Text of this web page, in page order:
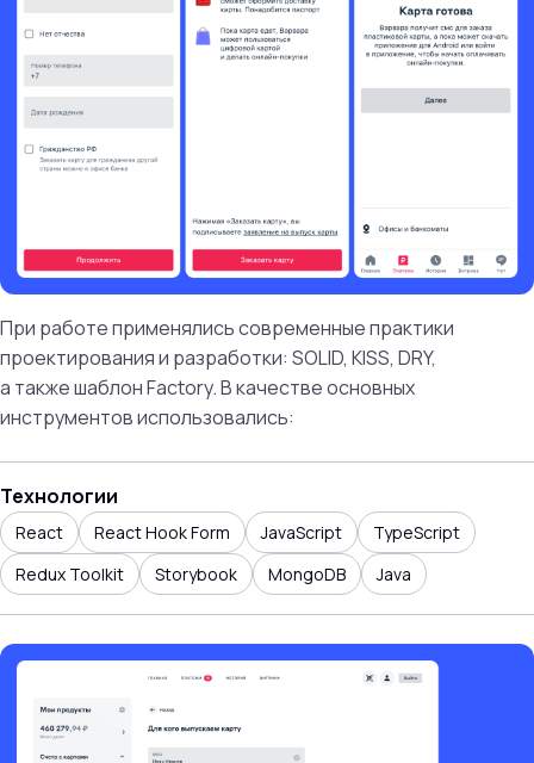
При работе применялись современные практики
проектирования и разработки: SOLID, KISS, DRY,
а также шаблон Factory. В качестве основных
инструментов использовались:
Технологии
React React Hook Form JavaScript
TypeScript
Redux Toolkit
Storybook MongoDB Java